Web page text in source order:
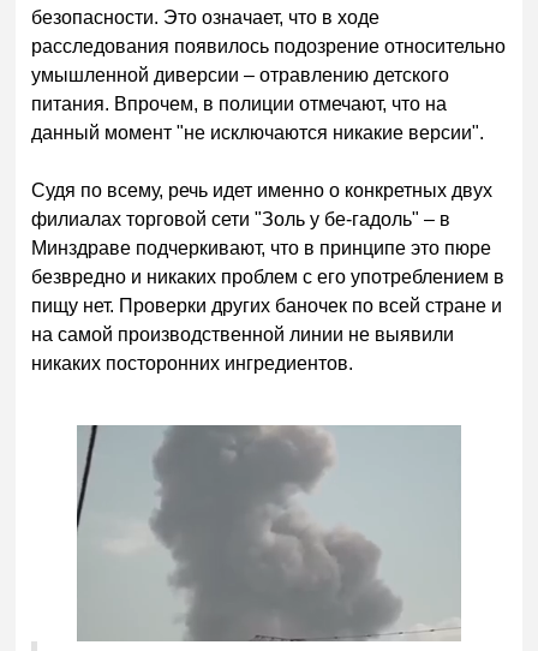
безопасности. Это означает, что в ходе
расследования появилось подозрение относительно
умышленной диверсии – отравлению детского
питания. Впрочем, в полиции отмечают, что на
данный момент "не исключаются никакие версии".
Судя по всему, речь идет именно о конкретных двух
филиалах торговой сети "Золь у бе-гадоль" – в
Минздраве подчеркивают, что в принципе это пюре
безвредно и никаких проблем с его употреблением в
пищу нет. Проверки других баночек по всей стране и
на самой производственной линии не выявили
никаких посторонних ингредиентов.